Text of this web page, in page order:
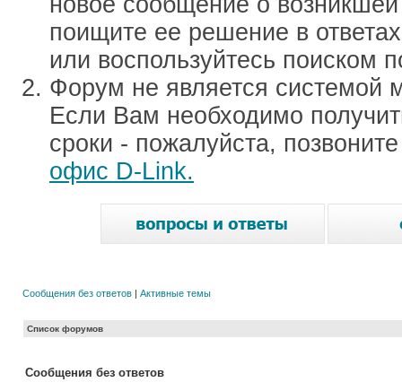
поищите ее решение в
или воспользуйтесь поиском
Форум не является системой
Если Вам необходимо
сроки - пожалуйста,
офис D-Link.
Сообщения без ответов | Активные темы
Список форумов
Сообщения без ответов